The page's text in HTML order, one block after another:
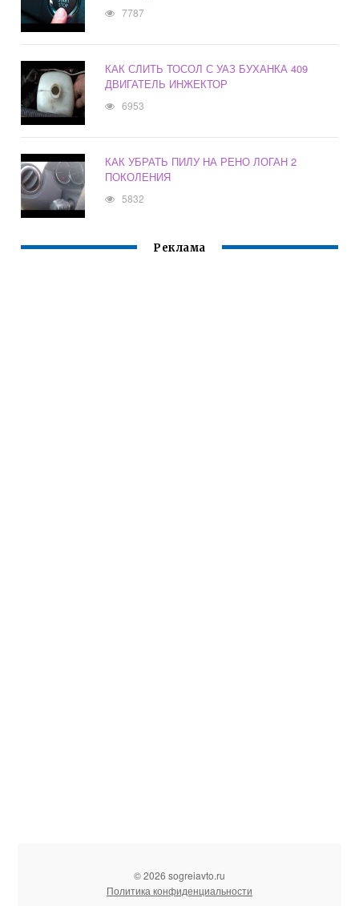
7787
КАК СЛИТЬ ТОСОЛ С УАЗ БУХАНКА 409
ДВИГАТЕЛЬ ИНЖЕКТОР
6953
КАК УБРАТЬ ПИЛУ НА РЕНО ЛОГАН 2
ПОКОЛЕНИЯ
5832
Реклама
© 2026 sogreiavto.ru
Политика конфиденциальности